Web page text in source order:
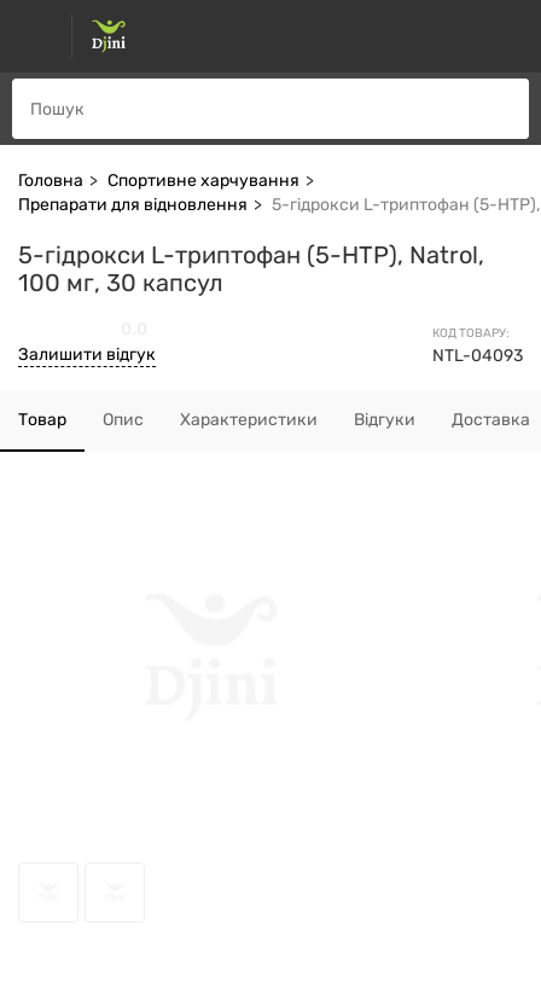
Головна
Спортивне харчування
Препарати для відновлення
5-гідрокси L-триптофан (5-
5-гідрокси L-триптофан (5-НТР), Natrol,
100 мг, 30 капсул
КОД ТОВАРУ:
NTL-04093
Залишити відгук
Товар Опис Характеристики Відгуки Доставка